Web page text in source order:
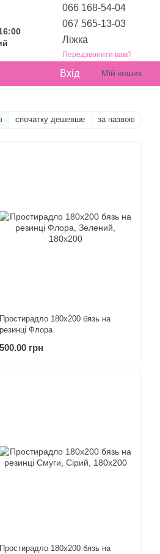
066 168-54-04
067 565-13-03
Ліжка
Передзвонити вам?
Вхід Мій кошик
спочатку дешевше за назвою
Простирадло 180х200 бязь на
резинці Флора
500.00 грн
Простирадло 180х200 бязь на